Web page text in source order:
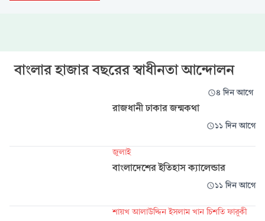
বাংলার হাজার বছরের স্বাধীনতা আন্দোলন
৪ দিন আগে
রাজধানী ঢাকার জন্মকথা
১১ দিন আগে
জুলাই
বাংলাদেশের ইতিহাস ক্যালেন্ডার
১১ দিন আগে
শায়খ আলাউদ্দিন ইসলাম খান চিশতি ফারুকী